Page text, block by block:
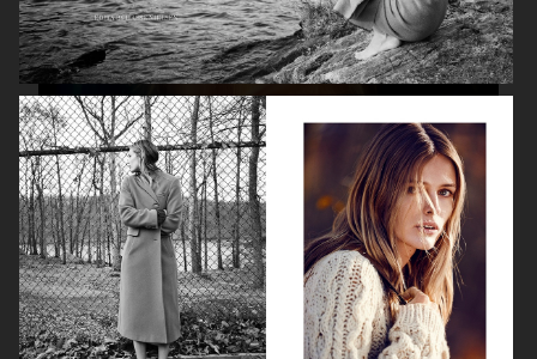
ELLE SWEDEN